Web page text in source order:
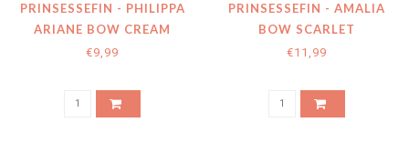
PRINSESSEFIN - PHILIPPA
ARIANE BOW CREAM
GLITTER
€9,99
PRINSESSEFIN - AMALIA
BOW SCARLET
€11,99